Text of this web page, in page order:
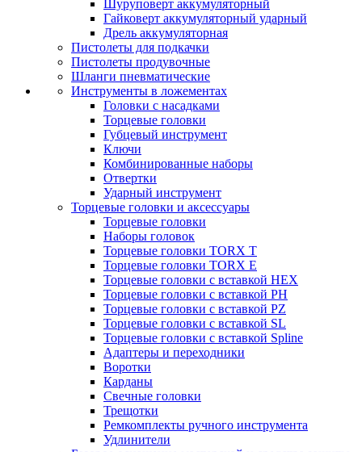
Шуруповерт аккумуляторный
Гайковерт аккумуляторный ударный
Дрель аккумуляторная
Пистолеты для подкачки
Пистолеты продувочные
Шланги пневматические
Инструменты в ложементах
Головки с насадками
Торцевые головки
Губцевый инструмент
Ключи
Комбинированные наборы
Отвертки
Ударный инструмент
Торцевые головки и аксессуары
Торцевые головки
Наборы головок
Торцевые головки TORX T
Торцевые головки TORX Е
Торцевые головки с вставкой HEX
Торцевые головки с вставкой PH
Торцевые головки с вставкой PZ
Торцевые головки с вставкой SL
Торцевые головки с вставкой Spline
Адаптеры и переходники
Воротки
Карданы
Свечные головки
Трещотки
Ремкомплекты ручного инструмента
Удлинители